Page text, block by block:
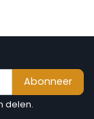
Abonneer
delen.